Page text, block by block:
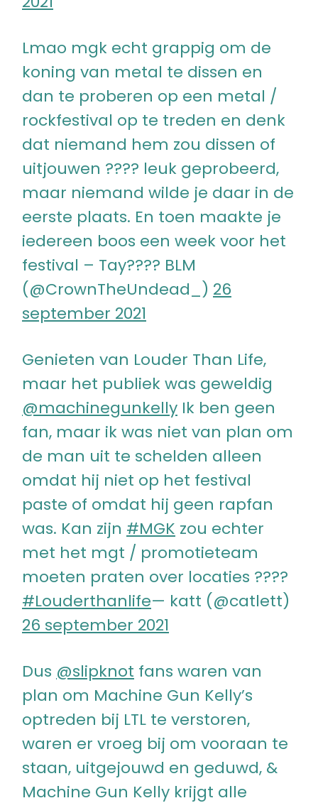
Lmao mgk echt grappig om de
koning van metal te dissen en
dan te proberen op een metal /
rockfestival op te treden en denk
dat niemand hem zou dissen of
uitjouwen ???? leuk geprobeerd,
maar niemand wilde je daar in de
eerste plaats. En toen maakte je
iedereen boos een week voor het
festival – Tay???? BLM
(@CrownTheUndead_) 26
september 2021
Genieten van Louder Than Life,
maar het publiek was geweldig
@machinegunkelly Ik ben geen
fan, maar ik was niet van plan om
de man uit te schelden alleen
omdat hij niet op het festival
paste of omdat hij geen rapfan
was. Kan zijn #MGK zou echter
met het mgt / promotieteam
moeten praten over locaties ????
#Louderthanlife— katt (@catlett)
26 september 2021
Dus @slipknot fans waren van
plan om Machine Gun Kelly’s
optreden bij LTL te verstoren,
waren er vroeg bij om vooraan te
staan, uitgejouwd en geduwd, &
Machine Gun Kelly krijgt alle